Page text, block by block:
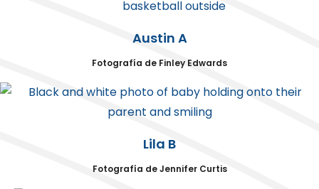
Austin A
Fotografía de Finley Edwards
Lila B
Fotografía de Jennifer Curtis